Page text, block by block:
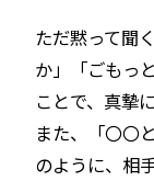
ただ黙って聞
か」「ごもっ
ことで、真摯
また、「〇〇
のように、相